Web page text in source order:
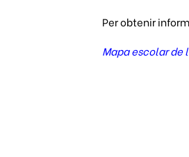
Per obtenir
Mapa escolar de